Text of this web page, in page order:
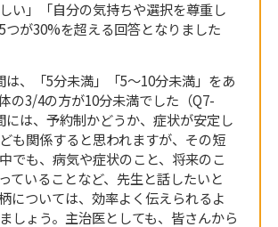
い」「自分の気持ちや選択を尊重し
つが30%を超える回答となりました
は、「5分未満」「5～10分未満」をあ
の3/4の方が10分未満でした（Q7-
には、予約制かどうか、症状が安定し
も関係すると思われますが、その短
でも、病気や症状のこと、将来のこ
ていることなど、先生と話したいと
については、効率よく伝えられるよ
しょう。主治医としても、皆さんから